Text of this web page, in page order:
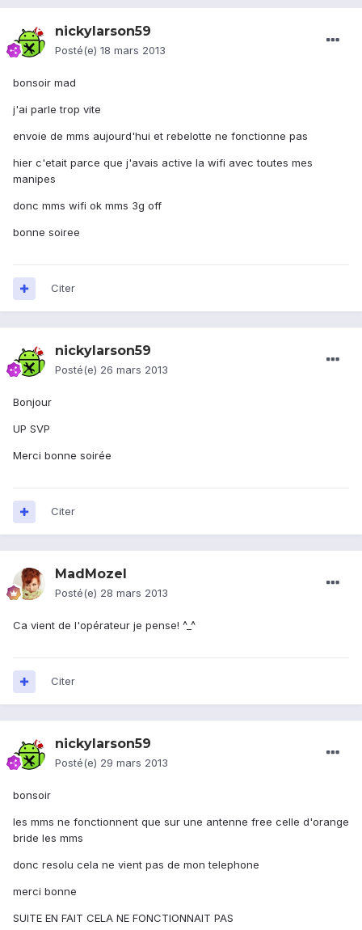
nickylarson59
Posté(e) 18 mars 2013
bonsoir mad
j'ai parle trop vite
envoie de mms aujourd'hui et rebelotte ne fonctionne pas
hier c'etait parce que j'avais active la wifi avec toutes mes
manipes
donc mms wifi ok mms 3g off
bonne soiree
Citer
nickylarson59
Posté(e) 26 mars 2013
Bonjour
UP SVP
Merci bonne soirée
Citer
MadMozel
Posté(e) 28 mars 2013
Ca vient de l'opérateur je pense! ^_^
Citer
nickylarson59
Posté(e) 29 mars 2013
bonsoir
les mms ne fonctionnent que sur une antenne free celle d'orange
bride les mms
donc resolu cela ne vient pas de mon telephone
merci bonne
SUITE EN FAIT CELA NE FONCTIONNAIT PAS